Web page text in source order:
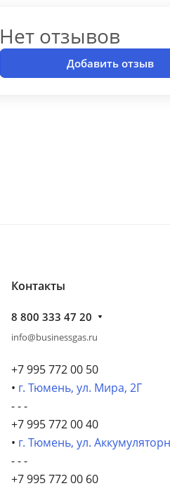
Нет отзывов
Добавить отзыв
Контакты
8 800 333 47 20
info@businessgas.ru
+7 995 772 00 50
• г. Тюмень, ул. Мира, 2Г
- - -
+7 995 772 00 40
• г. Тюмень, ул.
- - -
+7 995 772 00 60